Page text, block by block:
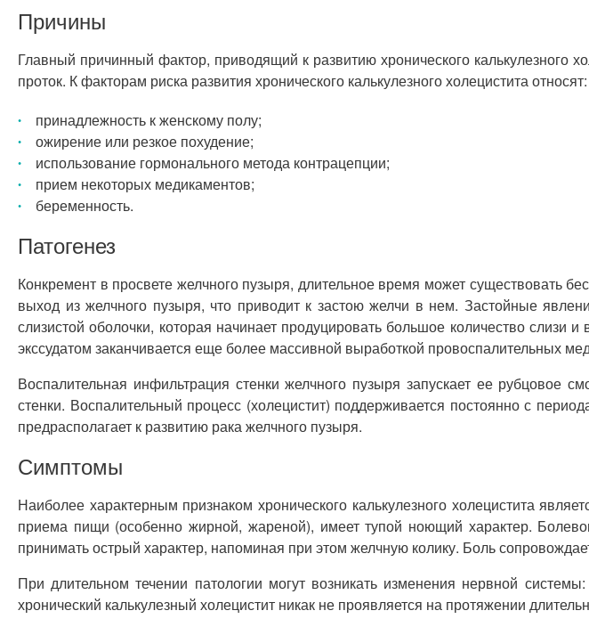
Причины
Главный причинный фактор, приводящий к развитию хронического
проток. К факторам риска развития хронического калькулезного холецистита относят:
принадлежность к женскому полу;
ожирение или резкое похудение;
использование гормонального метода контрацепции;
прием некоторых медикаментов;
беременность.
Патогенез
Конкремент в просвете желчного пузыря, длительное время может существовать
выход из желчного пузыря, что приводит к застою желчи в нем. Застойные
слизистой оболочки, которая начинает продуцировать большое количество слизи
экссудатом заканчивается еще более массивной выработкой провоспалительных
Воспалительная инфильтрация стенки желчного пузыря запускает ее рубцовое
стенки. Воспалительный процесс (холецистит) поддерживается постоянно с
предрасполагает к развитию рака желчного пузыря.
Симптомы
Наиболее характерным признаком хронического калькулезного холецистита
приема пищи (особенно жирной, жареной), имеет тупой ноющий характер.
принимать острый характер, напоминая при этом желчную колику. Боль
При длительном течении патологии могут возникать изменения нервной
хронический калькулезный холецистит никак не проявляется на протяжении